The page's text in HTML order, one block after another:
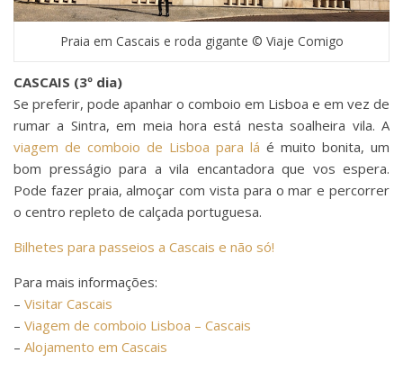
Praia em Cascais e roda gigante © Viaje Comigo
CASCAIS (3º dia)
Se preferir, pode apanhar o comboio em Lisboa e em vez de
rumar a Sintra, em meia hora está nesta soalheira vila. A
viagem de comboio de Lisboa para lá é muito bonita, um
bom presságio para a vila encantadora que vos espera.
Pode fazer praia, almoçar com vista para o mar e percorrer
o centro repleto de calçada portuguesa.
Bilhetes para passeios a Cascais e não só!
Para mais informações:
– Visitar Cascais
– Viagem de comboio Lisboa – Cascais
– Alojamento em Cascais